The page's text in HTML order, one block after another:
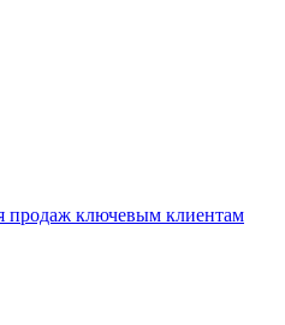
продаж ключевым клиентам